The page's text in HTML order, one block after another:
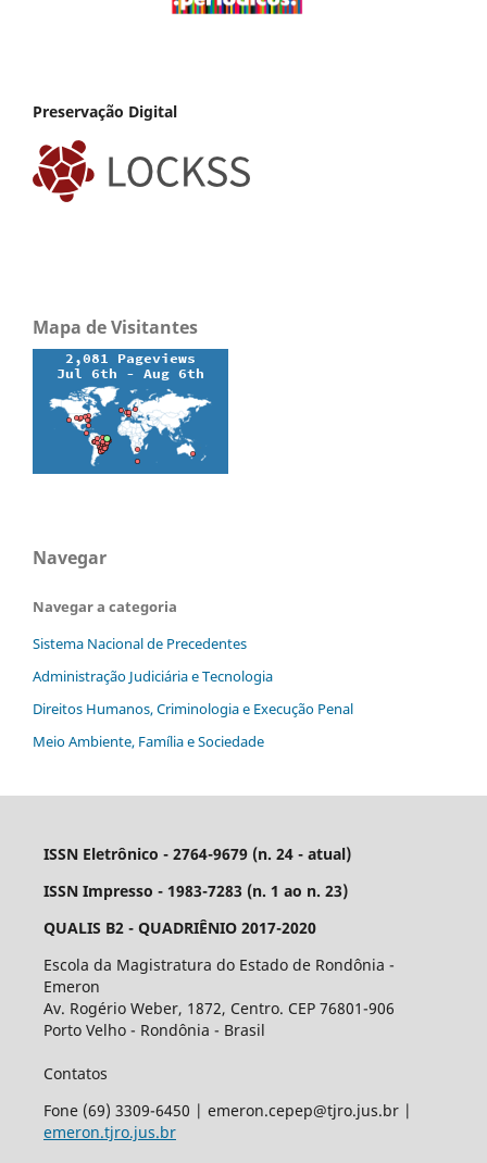
Preservação Digital
Mapa de Visitantes
Navegar
Navegar a categoria
Sistema Nacional de Precedentes
Administração Judiciária e Tecnologia
Direitos Humanos, Criminologia e Execução Penal
Meio Ambiente, Família e Sociedade
ISSN Eletrônico - 2764-9679 (n. 24 - atual)
ISSN Impresso - 1983-7283 (n. 1 ao n. 23)
QUALIS B2 - QUADRIÊNIO 2017-2020
Escola da Magistratura do Estado de Rondônia -
Emeron
Av. Rogério Weber, 1872, Centro. CEP 76801-906
Porto Velho - Rondônia - Brasil
Contatos
Fone (69) 3309-6450 | emeron.cepep@tjro.jus.br |
emeron.tjro.jus.br